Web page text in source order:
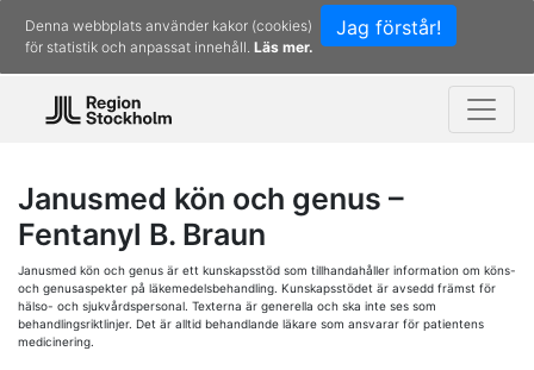
Jag förstår!
Denna webbplats använder kakor (cookies)
för statistik och anpassat innehåll. Läs mer.
Janusmed kön och genus –
Fentanyl B. Braun
Janusmed kön och genus är ett kunskapsstöd som tillhandahåller information om köns-
och genusaspekter på läkemedelsbehandling. Kunskapsstödet är avsedd främst för
hälso- och sjukvårdspersonal. Texterna är generella och ska inte ses som
behandlingsriktlinjer. Det är alltid behandlande läkare som ansvarar för patientens
medicinering.